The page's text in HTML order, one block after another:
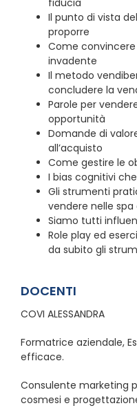
fiducia
Il punto di vista
proporre
Come
invadente
Il metodo
concludere la
Parole per
opportunità
Domande di
all’acquisto
Come gestire le
I bias cognitivi
Gli strumenti
vendere nelle
Siamo tutti
Role play ed
da subito gli
DOCENTI
COVI ALESSANDRA
Formatrice aziendale,
efficace.
Consulente marketing
cosmesi e